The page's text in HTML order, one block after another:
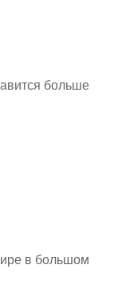
больше
в большом